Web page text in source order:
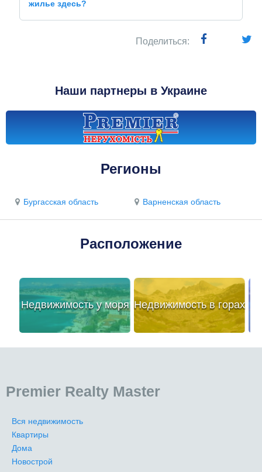
жилье здесь?
Поделиться:
Наши партнеры в Украине
Регионы
Бургасская область Варненская область
Расположение
Недвижимость у моря Недвижимость в горах
Premier Realty Master
Вся недвижимость
Квартиры
Дома
Новострой